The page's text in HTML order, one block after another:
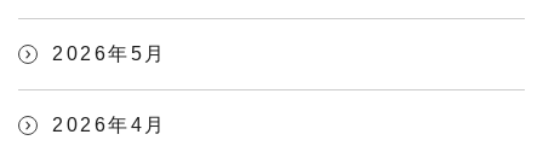
2026年5月
2026年4月